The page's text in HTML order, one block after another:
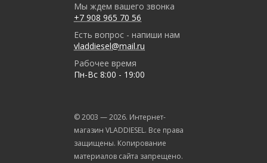
Мы ждем вашего звонка
+7 908 965 70 56
Есть вопрос - напиши нам
vladdiesel@mail.ru
Рабочее время
Пн-Вс 8:00 - 19:00
© 2003 —2026. Интернет-
магазин VLADDIESEL. Все права
защищены. Копирование
материалов сайта запрещено.